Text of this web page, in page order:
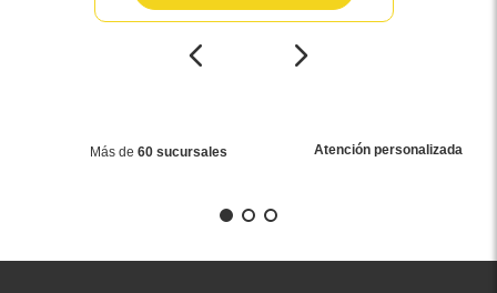
Más de 60 sucursales Atención personalizada